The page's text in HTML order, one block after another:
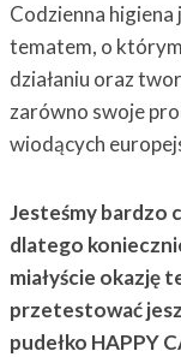
Codzienna higiena
tematem, o
działaniu oraz
zarówno swoje
wiodących
Jesteśmy bardzo
dlatego
miałyście okazję
przetestować
pudełko HAPPY